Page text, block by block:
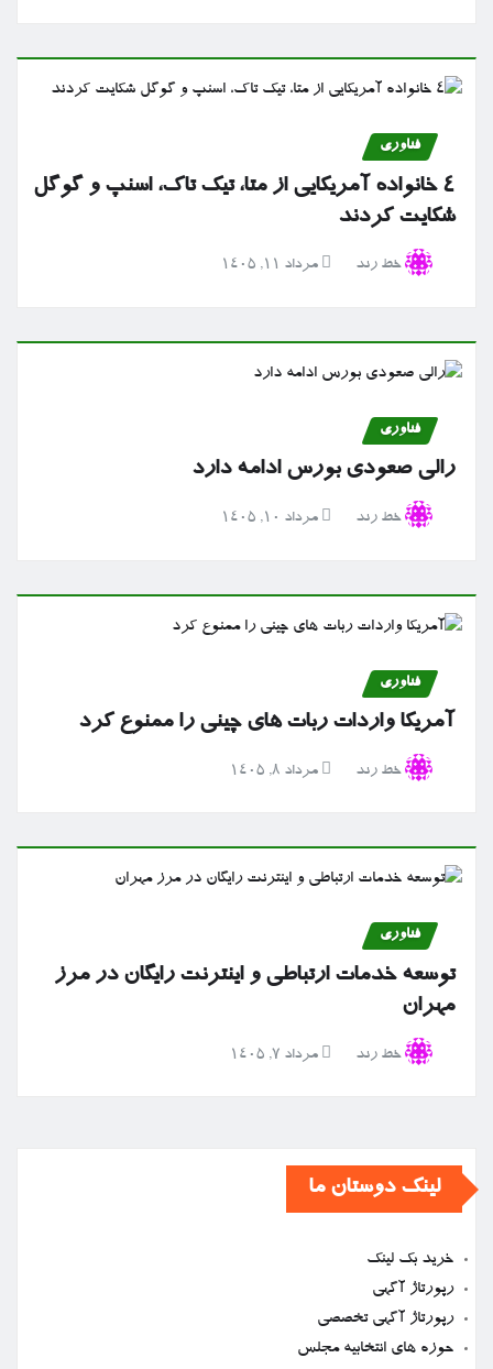
فناوری
۴ خانواده آمریکایی از متا، تیک تاک، اسنپ و گوگل
شکایت کردند
خط رند مرداد ۱۱, ۱۴۰۵
فناوری
رالی صعودی بورس ادامه دارد
خط رند مرداد ۱۰, ۱۴۰۵
فناوری
آمریکا واردات ربات های چینی را ممنوع کرد
خط رند مرداد ۸, ۱۴۰۵
فناوری
توسعه خدمات ارتباطی و اینترنت رایگان در مرز
مهران
خط رند مرداد ۷, ۱۴۰۵
لینک دوستان ما
خرید بک لینک
رپورتاژ آگهی
رپورتاژ آگهی تخصصی
حوزه های انتخابیه مجلس